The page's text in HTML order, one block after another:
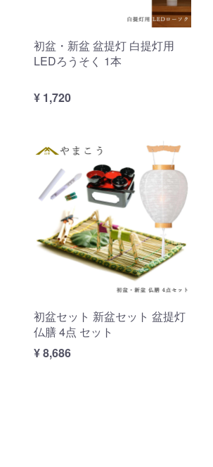
初盆・新盆 盆提灯 白提灯用
LEDろうそく 1本
¥ 1,720
初盆セット 新盆セット 盆提灯
仏膳 4点 セット
¥ 8,686